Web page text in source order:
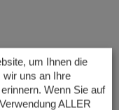
um Ihnen die
wir uns an Ihre
Wenn Sie auf
ALLER